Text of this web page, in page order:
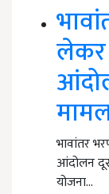
लेकर
भावांतर
आंदोलन
योजना…